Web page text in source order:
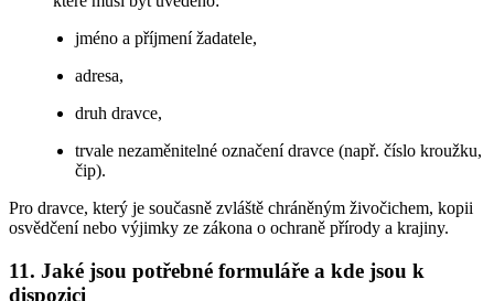
jméno a příjmení žadatele,
adresa,
druh dravce,
trvale nezaměnitelné označení dravce (např. číslo kroužku,
čip).
Pro dravce, který je současně zvláště chráněným živočichem, kopii
osvědčení nebo výjimky ze zákona o ochraně přírody a krajiny.
11. Jaké jsou potřebné formuláře a kde jsou k
dispozici